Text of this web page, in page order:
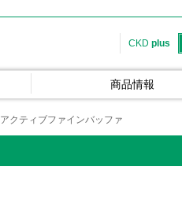
CKD plus
商品情報
アクティブファインバッファ